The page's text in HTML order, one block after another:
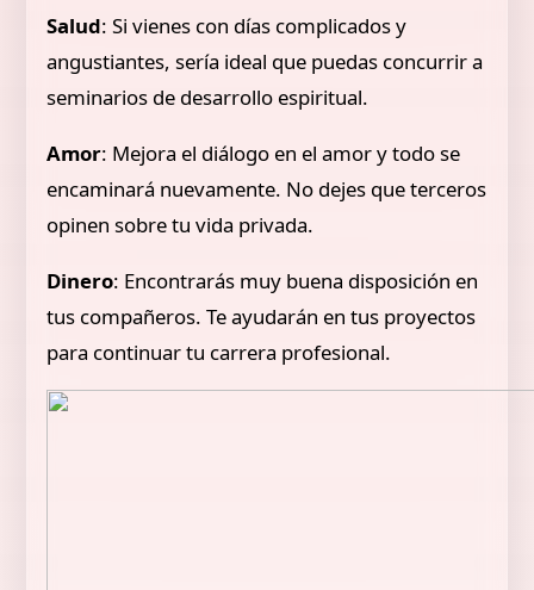
Salud: Si vienes con días complicados y
angustiantes, sería ideal que puedas concurrir a
seminarios de desarrollo espiritual.
Amor: Mejora el diálogo en el amor y todo se
encaminará nuevamente. No dejes que terceros
opinen sobre tu vida privada.
Dinero: Encontrarás muy buena disposición en
tus compañeros. Te ayudarán en tus proyectos
para continuar tu carrera profesional.